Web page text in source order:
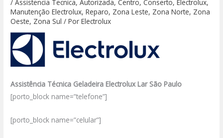
/Assistencia Tecnica,Autorizada,Centro,Conserto,Electrolux,
Manutenção Electrolux,Reparo, Zona Leste, Zona Norte, Zona
Oeste, Zona Sul / PorElectrolux
Assistência Técnica Geladeira Electrolux Lar São Paulo
[porto_block name=”telefone”]
[porto_block name=”celular”]